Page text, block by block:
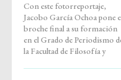
Con este fotorreportaje,
Jacobo García Ochoa pone
broche final a su formación
en el Grado de Periodismo
la Facultad de Filosofía y
Letras y cierra también su
etapa como colaborador
Entremedios. Su trabajo nos